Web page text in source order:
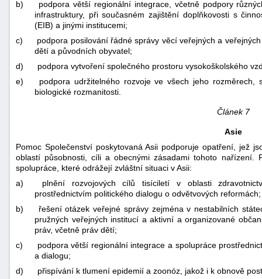
b)
podpora větší regionální integrace, včetně podpory
infrastruktury, při současném zajištění doplňkovosti s
(EIB) a jinými institucemi;
c)
podpora posilování řádné správy věcí veřejných a
dětí a původních obyvatel;
d)
podpora vytvoření společného prostoru vysokoškolského
e)
podpora udržitelného rozvoje ve všech jeho
biologické rozmanitosti.
Článek 7
Asie
Pomoc Společenství poskytovaná Asii podporuje opatření, jež
oblastí působnosti, cíli a obecnými zásadami tohoto nařízení.
spolupráce, které odrážejí zvláštní situaci v Asii:
a)
plnění rozvojových cílů tisíciletí v oblasti
prostřednictvím politického dialogu o odvětvových reformách;
b)
řešení otázek veřejné správy zejména v nestabilních
pružných veřejných institucí a aktivní a organizované
práv, včetně práv dětí;
c)
podpora větší regionální integrace a spolupráce
a dialogu;
d)
přispívání k tlumení epidemií a zoonóz, jakož i k obnově